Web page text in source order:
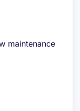
maintenance